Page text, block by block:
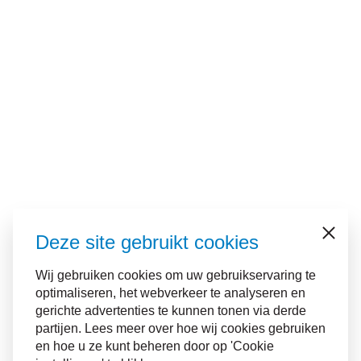
Deze site gebruikt cookies
Wij gebruiken cookies om uw gebruikservaring te
optimaliseren, het webverkeer te analyseren en
gerichte advertenties te kunnen tonen via derde
partijen. Lees meer over hoe wij cookies gebruiken
en hoe u ze kunt beheren door op 'Cookie
Sluiten